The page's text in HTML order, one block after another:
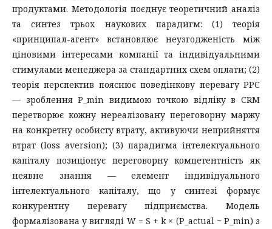
продуктами. Методологія поєднує теоретичний аналіз
та синтез трьох наукових парадигм: (1) теорія
«принципал-агент» встановлює неузгодженість між
ціновими інтересами компанії та індивідуальними
стимулами менеджера за стандартних схем оплати; (2)
теорія перспектив пояснює поведінкову перевагу PPC
— зроблення P_min видимою точкою відліку в CRM
перетворює кожну нереалізовану переговорну маржу
на конкретну особисту втрату, активуючи неприйняття
втрат (loss aversion); (3) парадигма інтелектуального
капіталу позиціонує переговорну компетентність як
неявне знання — елемент індивідуального
інтелектуального капіталу, що у синтезі формує
конкурентну перевагу підприємства. Модель
формалізована у вигляді W = S + k × (P_actual − P_min) з